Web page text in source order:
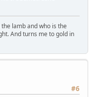
lamb and who is the
And turns me to gold in
#6